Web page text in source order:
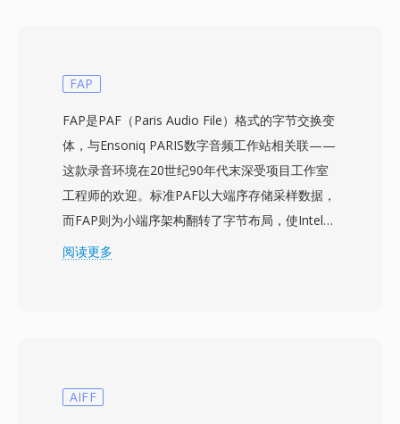
FAP
FAP是PAF（Paris Audio File）格式的字节交换变
体，与Ensoniq PARIS数字音频工作站相关联——
这款录音环境在20世纪90年代末深受项目工作室
工程师的欢迎。标准PAF以大端序存储采样数据，
而FAP则为小端序架构翻转了字节布局，使Intel处
理器可以直接进行内存映射而无需运行时字节交换
着对FAP的读写支持，使其成为将遗留PARIS工作
阅读更多
AIFF